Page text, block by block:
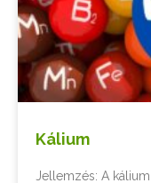
Kálium
Jellemzés: A